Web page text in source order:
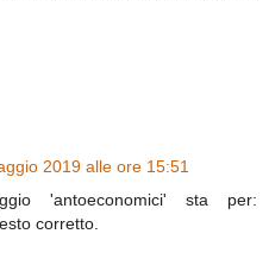
2019 alle ore 15:51
'antoeconomici' sta per:
corretto.